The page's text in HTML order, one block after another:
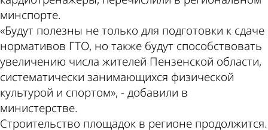
минспорте.
«Будут полезны не только для подготовки к сдаче
нормативов ГТО, но также будут способствовать
увеличению числа жителей Пензенской области,
систематически занимающихся физической
культурой и спортом», - добавили в
министерстве.
Строительство площадок в регионе продолжится.